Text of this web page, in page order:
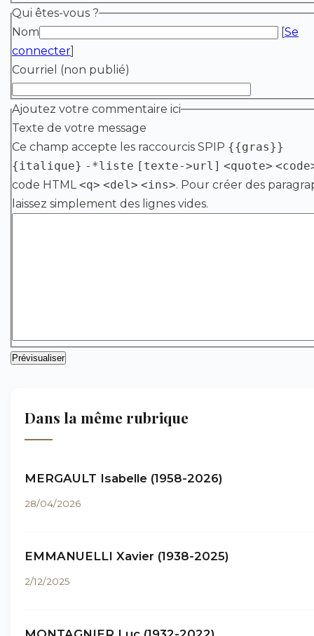
Qui êtes-vous ?
Nom
[Se
connecter]
Courriel (non publié)
Ajoutez votre commentaire ici
Texte de votre message
Ce champ accepte les raccourcis SPIP {{gras}}
{italique} -*liste [texte->url] <quote>
code HTML<q> <del> <ins>. Pour créer des
laissez simplement des lignes vides.
Dans la même rubrique
MERGAULT Isabelle (1958-2026)
28/04/2026
EMMANUELLI Xavier (1938-2025)
2/12/2025